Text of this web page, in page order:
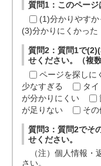
質問1：このページ
(1)分かりやすか
(3)分かりにくかった
質問2：質問1で
せください。（複
ページを探しに
少なすぎる
タ
が分かりにくい
が足りない
その
質問3：質問2でそ
せください。
（注）個人情報・
さい。